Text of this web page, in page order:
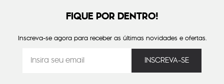
FIQUE POR DENTRO!
Inscreva-se agora para receber as últimas novidades e ofertas.